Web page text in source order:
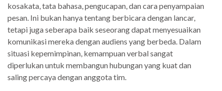
kosakata, tata bahasa, pengucapan, dan cara penyampaian
pesan. Ini bukan hanya tentang berbicara dengan lancar,
tetapi juga seberapa baik seseorang dapat menyesuaikan
komunikasi mereka dengan audiens yang berbeda. Dalam
situasi kepemimpinan, kemampuan verbal sangat
diperlukan untuk membangun hubungan yang kuat dan
saling percaya dengan anggota tim.